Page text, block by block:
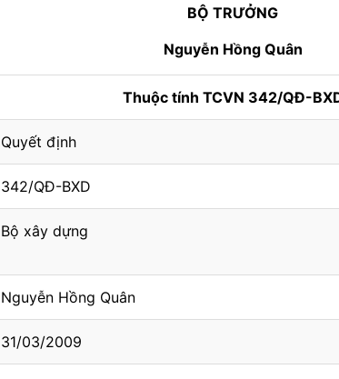
BỘ TRƯỞNG
Nguyễn Hồng Quân
Thuộc tính TCVN 342/QĐ-
Quyết định
342/QĐ-BXD
Bộ xây dựng
Nguyễn Hồng Quân
31/03/2009